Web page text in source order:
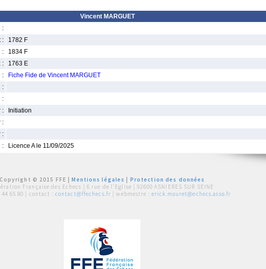
Vincent MARGUET
:
:
1782 F
:
1834 F
:
1763 E
:
Fiche Fide de Vincent MARGUET
:
:
:
Initiation
:
:
:
Licence A le 11/09/2025
Copyright © 2015 FFE |Mentions légales
Protection des données
Française des Echecs | 6 rue de l'Eglise | 92600 ASNIERES SUR SEINE
44 65 80 | contact : contact@ffechecs.fr | webmestre : erick.mouret@echecs.asso.fr